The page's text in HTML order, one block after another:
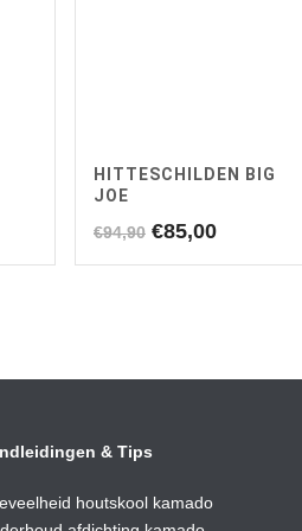
HITTESCHILDEN BIG
JOE
€94,90 Oorspronkelijke
€85,00Huidige
& Tips
houtskool kamado